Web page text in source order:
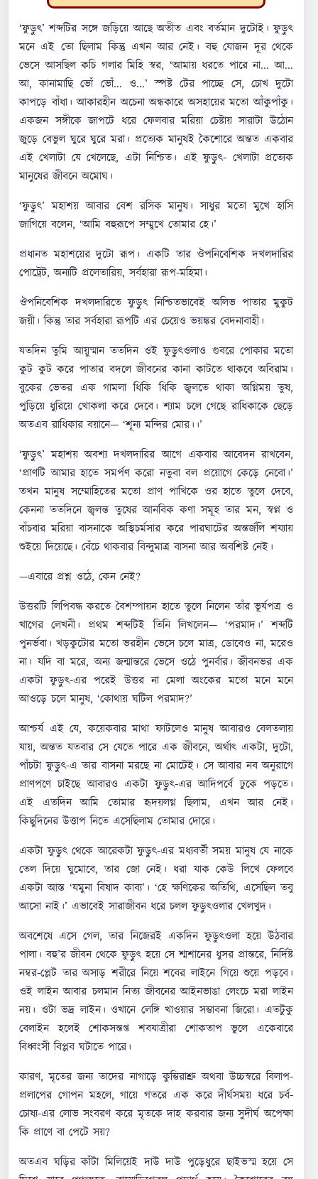
‘ফুড়ুৎ’ শব্দটির সঙ্গে জড়িয়ে আছে অতীত এবং বর্তমান দুটোই। ফুড়ুৎ
মনে এই তো ছিলাম কিন্তু এখন আর নেই। বহু যোজন দূর থেকে
ভেসে আসছিল কচি গলার মিহি স্বর, ‘আমায় ধরতে পারে না... আ...
আ, কানামাছি ভোঁ ভোঁ... ও...’ স্পষ্ট টের পাচ্ছে সে, চোখ দুটো
কাপড়ে বাঁধা। আকারহীন অচেনা অন্ধকারে অসহায়ের মতো আঁকুপাঁকু।
একজন সঙ্গীকে জাপটে ধরে ফেলবার মরিয়া চেষ্টায় সারাটা উঠোন
জুড়ে বেভুল ঘুরে ঘুরে মরা। প্রত্যেক মানুষই কৈশোরে অন্তত একবার
এই খেলাটা যে খেলেছে, এটা নিশ্চিত। এই ফুড়ুৎ- খেলাটা প্রত্যেক
মানুষের জীবনে অমোঘ।
‘ফুড়ুৎ’ মহাশয় আবার বেশ রসিক মানুষ। সাধুর মতো মুখে হাসি
জাগিয়ে বলেন, ‘আমি বহুরূপে সম্মুখে তোমার হে।’
প্রধানত মহাশয়ের দুটো রূপ। একটি তার ঔপনিবেশিক দখলদারির
পোট্রেট, অন্যটি প্রলেতারিয়, সর্বহারা রূপ-মহিমা।
ঔপনিবেশিক দখলদারিতে ফুড়ুৎ নিশ্চিতভাবেই অলিভ পাতার মুকুট
জয়ী। কিন্তু তার সর্বহারা রূপটি এর চেয়েও ভয়ঙ্কর বেদনাবাহী।
যতদিন তুমি আয়ুষ্মান ততদিন ওই ফুড়ুৎওলাও গুবরে পোকার মতো
কুট কুট করে পাতার বদলে জীবনের কানা কাটতে থাকবে অবিরাম।
বুকের ভেতর এক গামলা ধিকি ধিকি জ্বলতে থাকা অগ্নিময় তুষ,
পুড়িয়ে ধুরিয়ে খোকলা করে দেবে। শ্যাম চলে গেছে রাধিকাকে ছেড়ে
অতএব রাধিকার বয়ানে— ‘শূন্য মন্দির মোর।।’
‘ফুড়ুৎ’ মহাশয় অবশ্য দখলদারির আগে একবার আবেদন রাখবেন,
‘প্রাণটি আমার হাতে সমর্পণ করো নতুবা বল প্রয়োগে কেড়ে নেবো।’
তখন মানুষ সম্মোহিতের মতো প্রাণ পাখিকে ওর হাতে তুলে দেবে,
কেননা ততদিনে জ্বলন্ত তুষের আনবিক কণা সমূহ তার মন, স্বপ্ন ও
বাঁচবার মরিয়া বাসনাকে অস্থিচর্মসার করে পারঘাটের অন্তর্জলি শয্যায়
শুইয়ে দিয়েছে। বেঁচে থাকবার বিন্দুমাত্র বাসনা আর অবশিষ্ট নেই।
—এবারে প্রশ্ন ওঠে, কেন নেই?
উত্তরটি লিপিবদ্ধ করতে বৈশম্পায়ন হাতে তুলে নিলেন তাঁর ভূর্যপত্র ও
খাগের লেখনী। প্রথম শব্দটিই তিনি লিখলেন— ‘পরমাদ।’ শব্দটি
পুনর্ভবা। খড়কুটোর মতো ভরহীন ভেসে চলে মাত্র, ডোবেও না, মরেও
না। যদি বা মরে, অন্য জন্মান্তরে ভেসে ওঠে পুনর্বার। জীবনভর এক
একটা ফুড়ুৎ-এর পরেই উত্তর না মেলা অংকের মতো মনে মনে
আওড়ে চলে মানুষ, ‘কোথায় ঘটিল পরমাদ?’
আশ্চর্য এই যে, কয়েকবার মাথা ফাটলেও মানুষ আবারও বেলতলায়
যায়, অন্তত যতবার সে যেতে পারে এক জীবনে, অর্থাৎ একটা, দুটো,
পাঁচটা ফুড়ুৎ-এ তার বাসনা মরছে না মোটেই। সে আবার নব অনুরাগে
প্রাণপণে চাইছে আবারও একটা ফুড়ুৎ-এর আদিপর্বে ঢুকে পড়তে।
এই এতদিন আমি তোমার হৃদয়লগ্ন ছিলাম, এখন আর নেই।
কিছুদিনের উত্তাপ নিতে এসেছিলাম তোমার দোরে।
একটা ফুড়ুৎ থেকে আরেকটা ফুড়ুৎ-এর মধ্যবর্তী সময় মানুষ যে নাকে
তেল দিয়ে ঘুমোবে, তার জো নেই। ধরা যাক কেউ লিখে ফেলবে
একটা আস্ত ‘যমুনা বিষাদ কাব্য’। ‘হে ক্ষণিকের অতিথি, এসেছিল তবু
আসো নাই।’ এভাবেই সারাজীবন ধরে চলল ফুড়ুৎওলার খেলখুদ।
অবশেষে এসে গেল, তার নিজেরই একদিন ফুড়ুৎওলা হয়ে উঠবার
পালা। বহু’র জীবন থেকে ফুড়ুৎ হয়ে সে শ্মশানের ধুসর প্রান্তরে, নির্দিষ্ট
নম্বর-প্লেট তার অসাড় শরীরে নিয়ে শবের লাইনে গিয়ে শুয়ে পড়বে।
ওই লাইন আবার চলমান নিত্য জীবনের আইনভাঙা লেংচে মরা লাইন
নয়। ওটা ভদ্র লাইন। ওখানে লেঙ্গি খাওয়ার সম্ভাবনা জিরো। এতটুকু
বেলাইন হলেই শোকসন্তপ্ত শবযাত্রীরা শোকতাপ ভুলে একেবারে
বিধ্বংসী বিপ্লব ঘটাতে পারে।
কারণ, মৃতের জন্য তাদের নাগাড়ে কুম্ভিরাশ্রু অথবা উচ্চস্বরে বিলাপ-
প্রলাপের গোপন মহলে, গায়ে গতরে এক করে দীর্ঘসময় ধরে চর্ব-
চোষ্য-এর লোভ সংবরণ করে মৃতকে দাহ করবার জন্য সুদীর্ঘ অপেক্ষা
কি প্রাণে বা পেটে সয়?
অতএব ঘড়ির কাঁটা মিলিয়েই দাউ দাউ পুড়েধুরে ছাইভস্ম হয়ে সে